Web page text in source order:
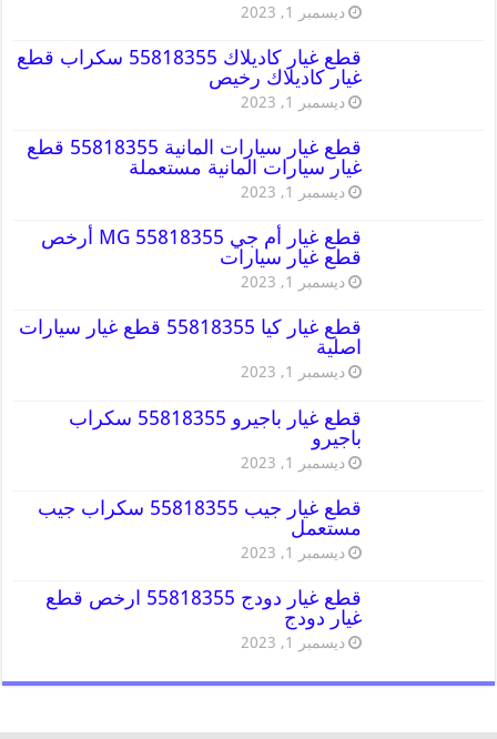
ديسمبر 1, 2023
قطع غيار كاديلاك 55818355 سكراب قطع
غيار كاديلاك رخيص
ديسمبر 1, 2023
قطع غيار سيارات المانية 55818355 قطع
غيار سيارات المانية مستعملة
ديسمبر 1, 2023
قطع غيار أم جي MG 55818355 أرخص
قطع غيار سيارات
ديسمبر 1, 2023
قطع غيار كيا 55818355 قطع غيار سيارات
اصلية
ديسمبر 1, 2023
قطع غيار باجيرو 55818355 سكراب
باجيرو
ديسمبر 1, 2023
قطع غيار جيب 55818355 سكراب جيب
مستعمل
ديسمبر 1, 2023
قطع غيار دودج 55818355 ارخص قطع
غيار دودج
ديسمبر 1, 2023